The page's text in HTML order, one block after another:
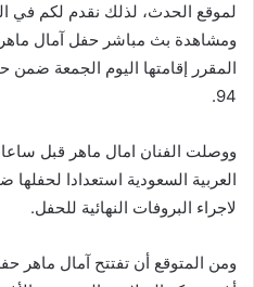
لموقع الحدث، لذلك نقدم لكم في
المقرر إقامتها اليوم الجمعة
94.
ووصلت الفنان امال ماهر قبل
لاجراء البروفات النهائية للحفل.
ومن المتوقع أن تفتتح آمال ماهر